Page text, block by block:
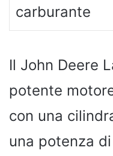
carburante
Il John Deere
potente
con una
una potenza